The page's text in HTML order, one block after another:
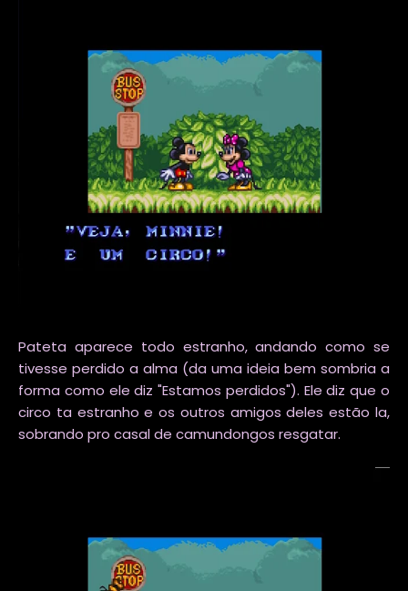
Pateta aparece todo estranho, andando como se
tivesse perdido a alma (da uma ideia bem sombria a
forma como ele diz "Estamos perdidos"). Ele diz que o
circo ta estranho e os outros amigos deles estão la,
sobrando pro casal de camundongos resgatar.